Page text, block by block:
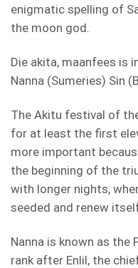
enigmatic spelling of
the moon god.
Die akita, maanfees is
Nanna (Sumeries) Sin
The Akitu festival of
for at least the first
more important
the beginning of the
with longer nights,
seeded and renew
Nanna is known as the
rank after Enlil, the